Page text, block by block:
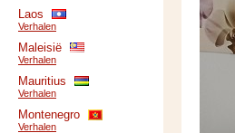
Laos
Verhalen
Maleisië
Verhalen
Mauritius
Verhalen
Montenegro
Verhalen